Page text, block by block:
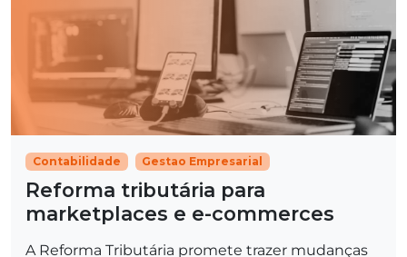
Contabilidade Gestao Empresarial
Reforma tributária para
marketplaces e e-commerces
A Reforma Tributária promete trazer mudanças